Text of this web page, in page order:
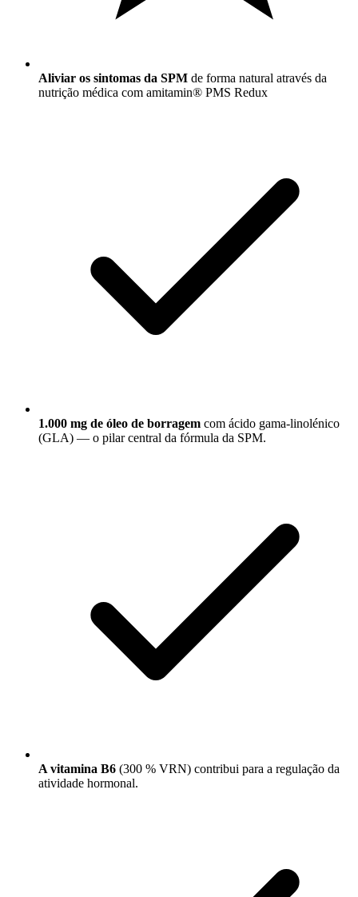
Aliviar os sintomas da SPM de forma natural através da
nutrição médica com amitamin® PMS Redux
1.000 mg de óleo de borragem com ácido gama-linolénico
(GLA) — o pilar central da fórmula da SPM.
A vitamina B6 (300 % VRN) contribui para a regulação da
atividade hormonal.